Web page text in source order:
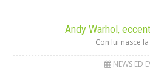
Andy Warhol,
Con lui nasce
NEWS ED